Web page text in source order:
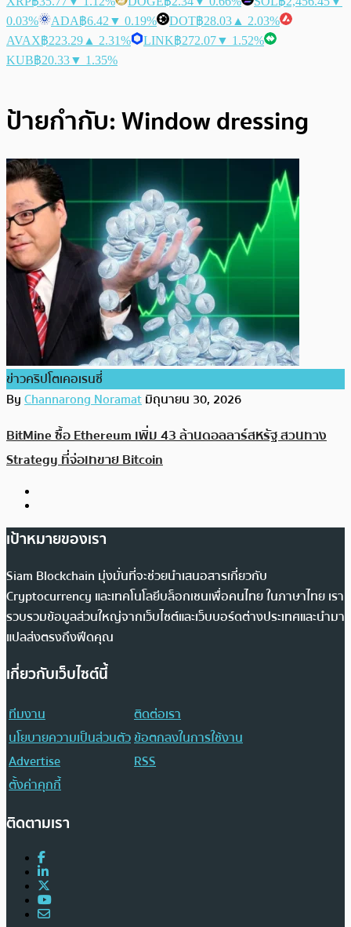
0.03%
ADA฿6.42 ▼ 0.19% DOT฿28.03 ▲ 2.03%
AVAX฿223.29 ▲ 2.31% LINK฿272.07▼ 1.52%
KUB฿20.33▼ 1.35%
ป้ายกำกับ:Window dressing
ข่าวคริปโตเคอเรนซี่
ByChannarong Noramatมิถุนายน 30, 2026
BitMine ซื้อ Ethereum เพิ่ม 43 ล้านดอลลาร์สหรัฐ สวนทาง
Strategy ที่จ่อเทขาย Bitcoin
เป้าหมายของเรา
Siam Blockchain มุ่งมั่นที่จะช่วยนำเสนอสารเกี่ยวกับ
Cryptocurrency และเทคโนโลยีบล็อกเชนเพื่อคนไทย ในภาษาไทย เรา
รวบรวมข้อมูลส่วนใหญ่จากเว็บไซต์และเว็บบอร์ดต่างประเทศและนำมา
แปลส่งตรงถึงฟีดคุณ
เกี่ยวกับเว็บไซต์นี้
ทีมงาน
ติดต่อเรา
นโยบายความเป็นส่วนตัวข้อตกลงในการใช้งาน
Advertise
RSS
ตั้งค่าคุกกี้
ติดตามเรา